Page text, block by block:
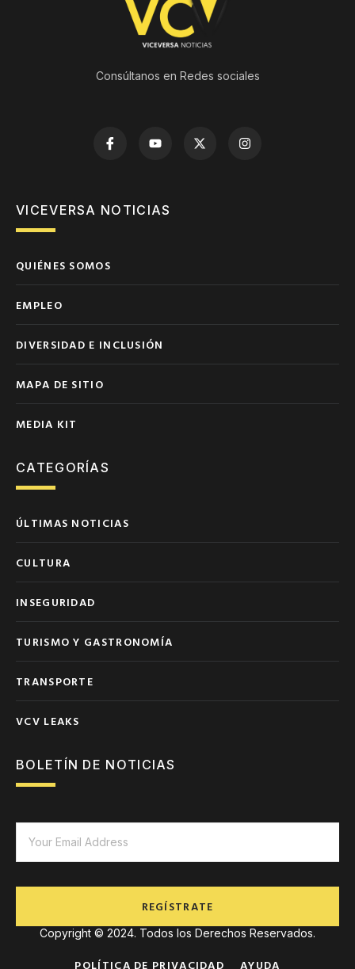
Consúltanos en Redes sociales
VICEVERSA NOTICIAS
QUIÉNES SOMOS
EMPLEO
DIVERSIDAD E INCLUSIÓN
MAPA DE SITIO
MEDIA KIT
CATEGORÍAS
ÚLTIMAS NOTICIAS
CULTURA
INSEGURIDAD
TURISMO Y GASTRONOMÍA
TRANSPORTE
VCV LEAKS
BOLETÍN DE NOTICIAS
REGÍSTRATE
Copyright © 2024. Todos los Derechos Reservados.
POLÍTICA DE PRIVACIDAD AYUDA